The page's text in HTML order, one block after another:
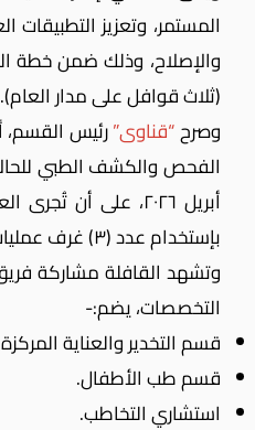
المستمر، وتعزيز التطبيقات
والإصلاح
(ثلاث قوافل على مدار العام).
وصرح“قناوى”رئيس القسم،
أبريل ٢٠٢٦، على أن
بإستخدام عدد (٣) غرف عمليات مجهزة.
وتشهد القافلة مشاركة
التخصصات، يضم:-
قسم التخدير والعناية
قسم طب الأطفال.
استشاري التخاطب.